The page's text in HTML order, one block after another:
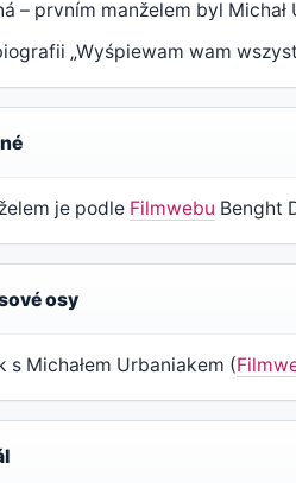
– prvním manželem byl Michał
„Wyśpiewam wam
je podle Filmwebu Benght
osy
s Michałem Urbaniakem (